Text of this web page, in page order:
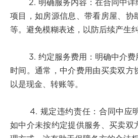
2. 明确服务内容：在合同中详
项目，如房源信息、带看房屋、协
等。避免模糊表述，以防后续产生纠
3. 约定服务费用：明确中介费
时间。通常，中介费用由买卖双方
以是现金、转账等。
4. 规定违约责任：合同中应明
如中介未按约定提供服务、买卖双